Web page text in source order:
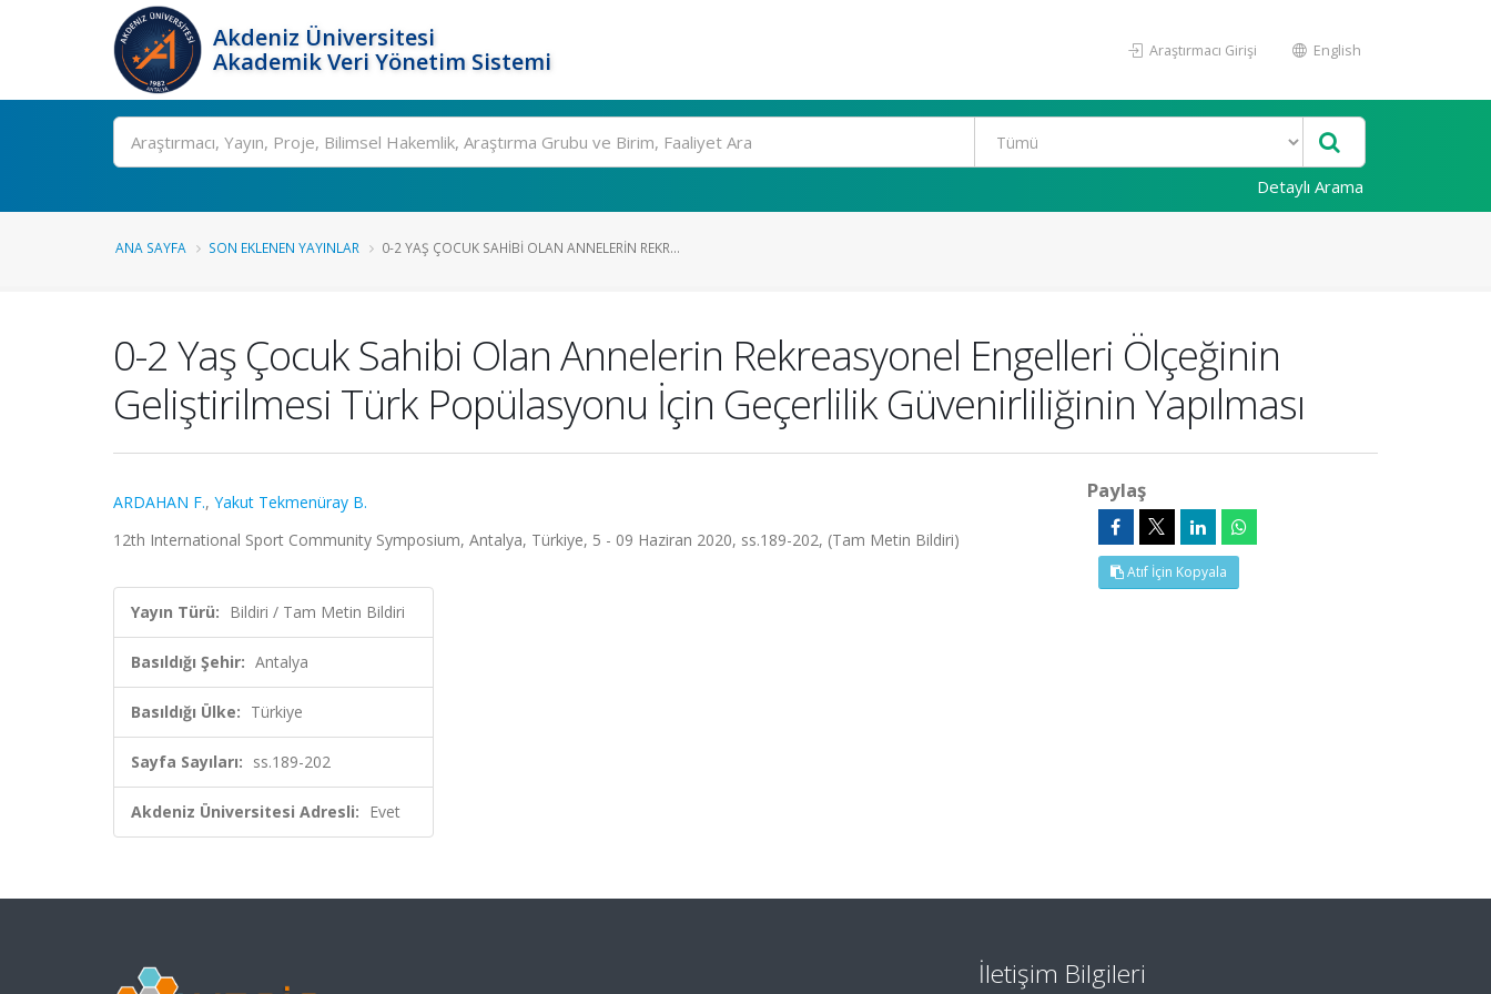
Akdeniz Üniversitesi
Akademik Veri Yönetim Sistemi
Araştırmacı Girişi English
Ara
Detaylı Arama
ANA SAYFA SON EKLENEN YAYINLAR 0-2 YAŞ ÇOCUK SAHIBI OLAN ANNELERIN REKR...
0-2 Yaş Çocuk Sahibi Olan Annelerin Rekreasyonel Engelleri Ölçeğinin
Geliştirilmesi Türk Popülasyonu İçin Geçerlilik Güvenirliliğinin Yapılması
ARDAHAN F., Yakut Tekmenüray B.
12th International Sport Community Symposium, Antalya, Türkiye, 5 - 09 Haziran 2020, ss.189-202, (Tam Metin Bildiri)
Yayın Türü: Bildiri / Tam Metin Bildiri
Basıldığı Şehir: Antalya
Basıldığı Ülke: Türkiye
Sayfa Sayıları: ss.189-202
Akdeniz Üniversitesi Adresli: Evet
Paylaş
Atıf İçin Kopyala
İletişim Bilgileri